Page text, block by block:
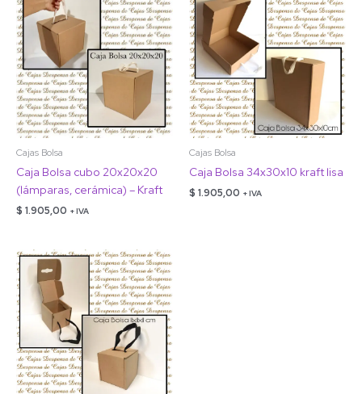
Cajas Bolsa
Caja Bolsa cubo 20x20x20
(lámparas, cerámica) – Kraft
$ 1.905,00 + IVA
Cajas Bolsa
Caja Bolsa 34x30x10 kraft lisa
$ 1.905,00 + IVA